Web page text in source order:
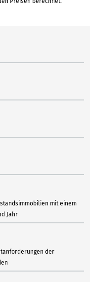
mit einem
Jahr
der